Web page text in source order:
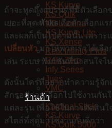
KS Kurve
KS Quik
KS Lumina
KS Kurve Lite
KS Xense
Relx Infinity Plus
Relx Zero
Infy Series
Jues
VMC
ร้านค้า
Kardinal Stick
KS Kurve
KS Quik 5000
ถ้าจะพูดถึงแบรนด์ที่มีตัวเลือก
เยอะที่สุดหัวksคือตัวเลือกแ
และผลก็เป็นไปตามนั้น เพรา
เปลี่ยนหัวมาให้พวกเราได้เลือ
เล่น ระบบ ฟังก์ชันที่น่าสนใจใ
ดังนั้นใครที่อยากทำความรู้จัก
สักรอบก่อนเลือกไปใช้งานกัน
แต่ละรุ่น เพื่อใช้ในการตัดสินใ
สไตล์ที่สุดมาใช้งานกันดีกว่า